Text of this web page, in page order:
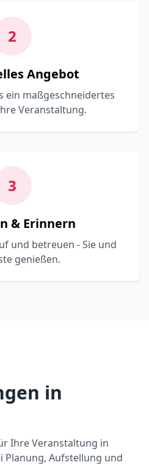
2
Angebot
ein maßgeschneidertes
Veranstaltung.
3
& Erinnern
und betreuen - Sie und
genießen.
in
Ihre Veranstaltung in
Planung, Aufstellung und